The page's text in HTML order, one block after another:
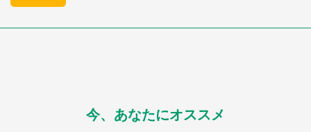
今、あなたにオススメ